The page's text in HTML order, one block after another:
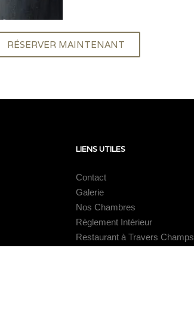
RÉSERVER MAINTENANT
LIENS UTILES
Contact
Galerie
Nos Chambres
Règlement Intérieur
Restaurant à Travers Champs